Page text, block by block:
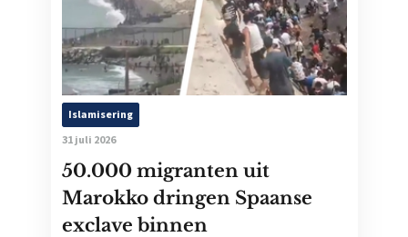
Islamisering
31 juli 2026
50.000 migranten uit
Marokko dringen Spaanse
exclave binnen